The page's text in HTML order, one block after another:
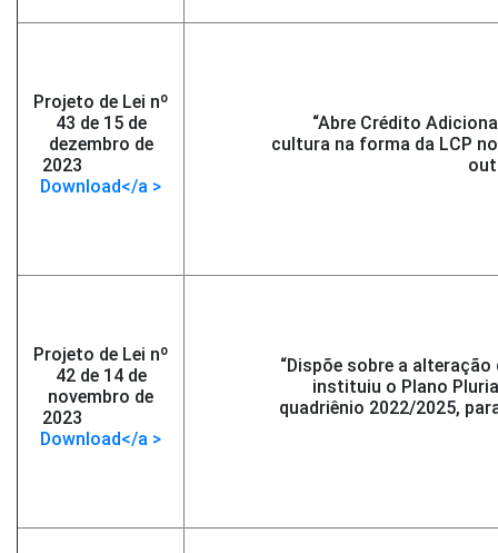
Projeto de Lei nº
43 de 15 de
dezembro de
2023
Download</a >
“Abre Crédito
cultura na forma da LCP
Projeto de Lei nº
42 de 14 de
novembro de
2023
Download</a >
“Dispõe sobre a alteração
instituiu o Plano
quadriênio 2022/2025,